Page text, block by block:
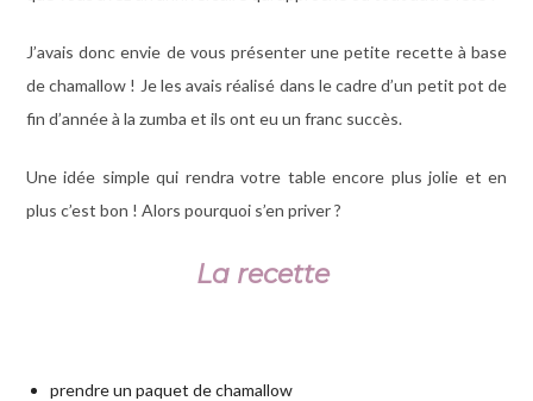
J’avais donc envie de vous présenter une petite recette à base
de chamallow ! Je les avais réalisé dans le cadre d’un petit pot de
fin d’année à la zumba et ils ont eu un franc succès.
Une idée simple qui rendra votre table encore plus jolie et en
plus c’est bon ! Alors pourquoi s’en priver ?
La recette
prendre un paquet de chamallow